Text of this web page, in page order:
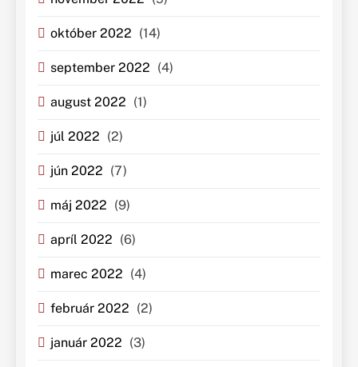
október 2022 (14)
september 2022 (4)
august 2022 (1)
júl 2022 (2)
jún 2022 (7)
máj 2022 (9)
apríl 2022 (6)
marec 2022 (4)
február 2022 (2)
január 2022 (3)